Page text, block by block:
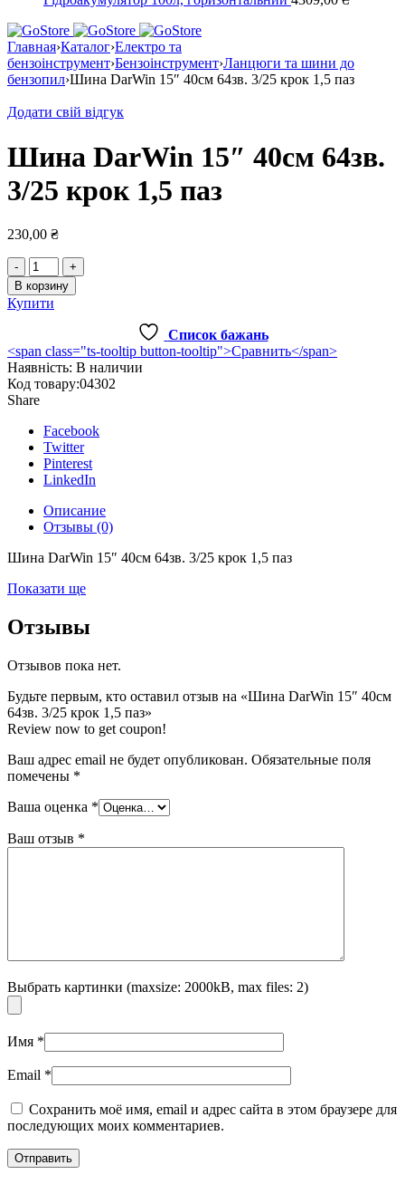
Главная›Каталог›Електро та
бензоінструмент›Бензоінструмент›Ланцюги та шини до
бензопил›Шина DarWin 15″ 40см 64зв. 3/25 крок 1,5 паз
Додати свій відгук
Шина DarWin 15″ 40см 64зв.
3/25 крок 1,5 паз
230,00 ₴
Количество
товара
Шина
DarWin
40см
64зв.
3/25
крок
паз
В корзину
Купити
Список бажань
<span class="ts-tooltip button-tooltip">Сравнить</span>
Наявність: В наличии
Код товару:04302
Share
Facebook
Twitter
Pinterest
LinkedIn
Описание
Отзывы (0)
Шина DarWin 15″ 40см 64зв. 3/25 крок 1,5 паз
Показати ще
Отзывы
Отзывов пока нет.
Будьте первым, кто оставил отзыв на «Шина DarWin 15″ 40см
64зв. 3/25 крок 1,5 паз»
Review now to get coupon!
Ваш адрес email не будет опубликован. Обязательные поля
помечены *
Ваша оценка *
Ваш отзыв *
Выбрать картинки (maxsize: 2000kB, max files: 2)
Имя *
Email *
Сохранить моё имя, email и адрес сайта в этом браузере для
последующих моих комментариев.